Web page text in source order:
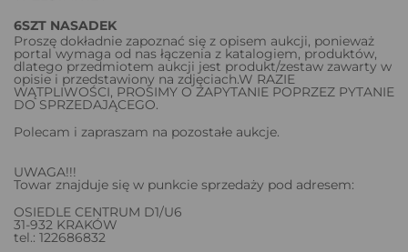
6SZT NASADEK
Proszę dokładnie zapoznać się z opisem aukcji, ponieważ
portal wymaga od nas łączenia z katalogiem, produktów,
dlatego przedmiotem aukcji jest produkt/zestaw zawarty w
opisie i przedstawiony na zdjęciach.W RAZIE
WĄTPLIWOŚCI, PROSIMY O ZAPYTANIE POPRZEZ PYTANIE
DO SPRZEDAJĄCEGO.
Polecam i zapraszam na pozostałe aukcje.
UWAGA!!!
Towar znajduje się w punkcie sprzedaży pod adresem:
OSIEDLE CENTRUM D1/U6
31-932 KRAKÓW
tel.: 122686832